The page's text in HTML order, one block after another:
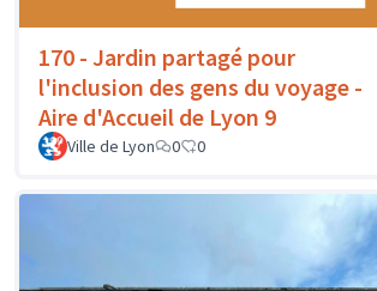
170 - Jardin partagé pour
l'inclusion des gens du voyage -
Aire d'Accueil de Lyon 9
Ville de Lyon 0 0